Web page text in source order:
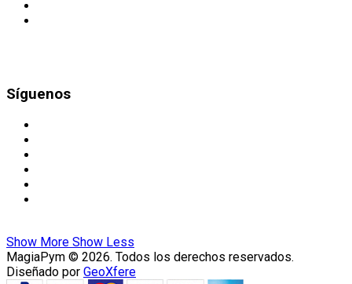
Síguenos
Show More Show Less
MagiaPym © 2026. Todos los derechos reservados.
Diseñado por GeoXfere